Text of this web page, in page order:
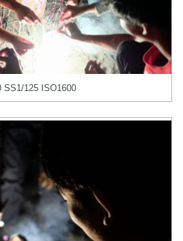
SS1/125 ISO1600